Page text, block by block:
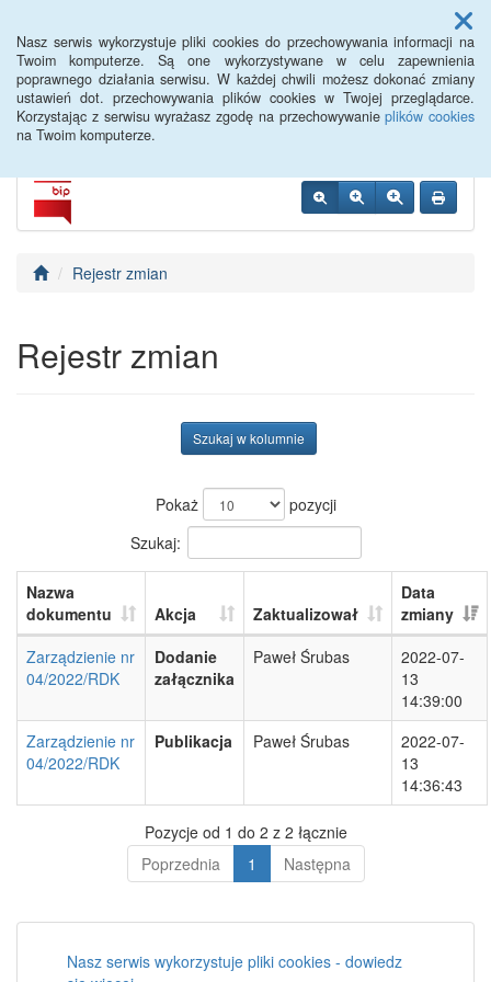
Nasz serwis wykorzystuje pliki cookies do przechowywania informacji na
Twoim komputerze. Są one wykorzystywane w celu zapewnienia
poprawnego działania serwisu. W każdej chwili możesz dokonać zmiany
ustawień dot. przechowywania plików cookies w Twojej przeglądarce.
Korzystając z serwisu wyrażasz zgodę na przechowywanieplików cookies
na Twoim komputerze.
Menu
Radziejowski Dom Kultury
Rejestr zmian
Rejestr zmian
Szukaj w kolumnie
Pokaż
pozycji
Szukaj:
Nazwa
dokumentu
Akcja Zaktualizował
Data
zmiany
Zarządzienie nr
04/2022/RDK
Dodanie
załącznika
Paweł Śrubas
2022-07-
13
14:39:00
Zarządzienie nr
04/2022/RDK
Publikacja Paweł Śrubas
2022-07-
13
14:36:43
Pozycje od 1 do 2 z 2 łącznie
Poprzednia
1 Następna
Nasz serwis wykorzystuje pliki cookies - dowiedz